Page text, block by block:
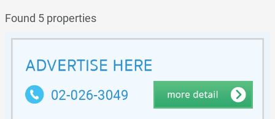
Found 5 properties